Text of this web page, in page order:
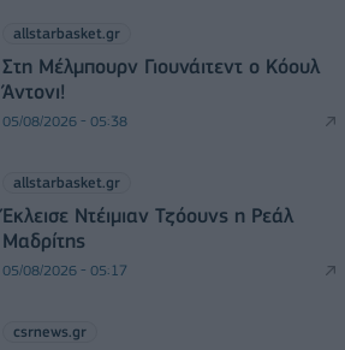
allstarbasket.gr
Στη Μέλμπουρν Γιουνάιτεντ ο Κόουλ
Άντονι!
05/08/2026 - 05:38
allstarbasket.gr
Έκλεισε Ντέιμιαν Τζόουνς η Ρεάλ
Μαδρίτης
05/08/2026 - 05:17
csrnews.gr